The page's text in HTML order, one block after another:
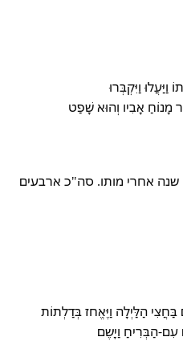
וַיַּעֲלוּ וַיִּקְבְּרוּ
מָנוֹחַ אָבִיו וְהוּא שָׁפַט
אחרי מותו. סה"כ ארבעים
בַּחֲצִי הַלַּיְלָה וַיֶּאֱחז בְּדַלְתוֹת
עִם-הַבְּרִיחַ וַיָּשֶם